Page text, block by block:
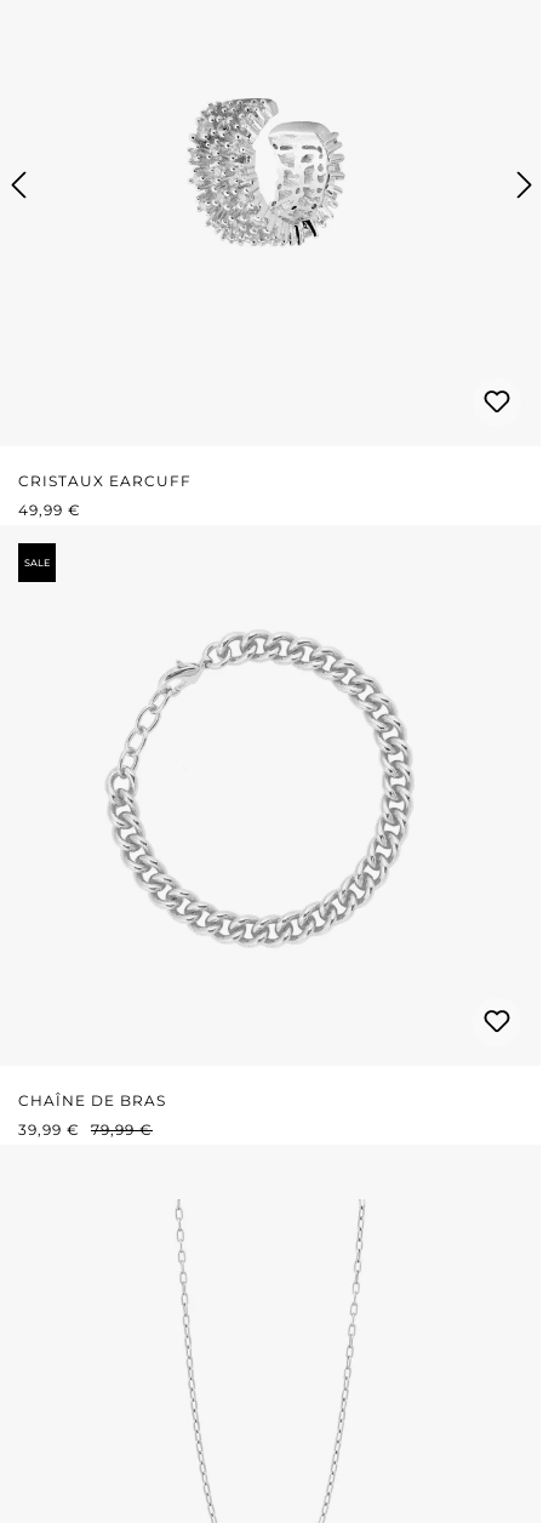
CRISTAUX EARCUFF
PRIX RÉGULIER :
49,99 €
SALE
CHAÎNE DE BRAS
PRIX DE VENTE :
39,99 € PRIX RÉGULIER :
79,99 €